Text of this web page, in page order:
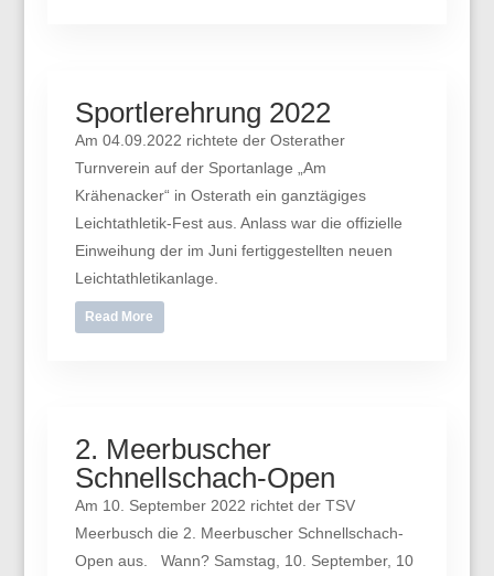
Sportlerehrung 2022
Am 04.09.2022 richtete der Osterather
Turnverein auf der Sportanlage „Am
Krähenacker“ in Osterath ein ganztägiges
Leichtathletik-Fest aus. Anlass war die offizielle
Einweihung der im Juni fertiggestellten neuen
Leichtathletikanlage.
Read More
2. Meerbuscher
Schnellschach-Open
Am 10. September 2022 richtet der TSV
Meerbusch die 2. Meerbuscher Schnellschach-
Open aus. Wann? Samstag, 10. September, 10